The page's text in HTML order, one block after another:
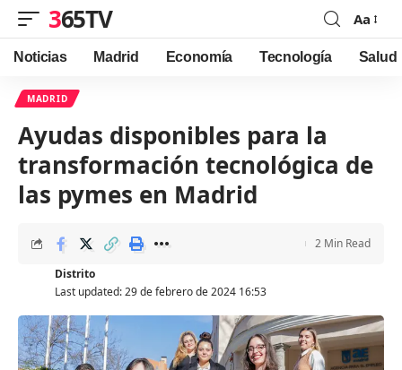
365TV
Font
Resizer
Aa
Noticias Madrid Economía Tecnología Salud
MADRID
Ayudas disponibles para la
transformación tecnológica de
las pymes en Madrid
Last updated: 29 de febrero de 2024 16:53
Distrito
2 Min Read